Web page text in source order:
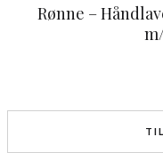
Rønne –